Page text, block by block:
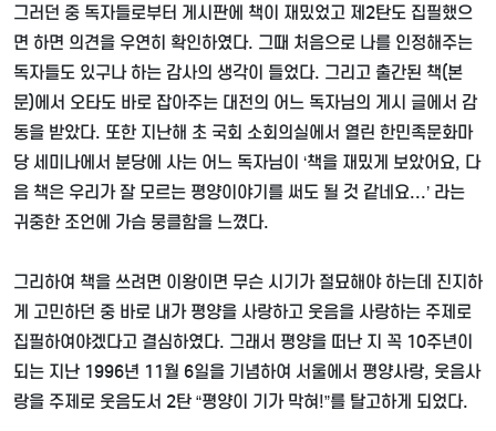
그러던 중 독자들로부터 게시판에 책이 재밌었고 제2탄도 집필했으
면 하면 의견을 우연히 확인하였다. 그때 처음으로 나를 인정해주는
독자들도 있구나 하는 감사의 생각이 들었다. 그리고 출간된 책(본
문)에서 오타도 바로 잡아주는 대전의 어느 독자님의 게시 글에서 감
동을 받았다. 또한 지난해 초 국회 소회의실에서 열린 한민족문화마
당 세미나에서 분당에 사는 어느 독자님이 ‘책을 재밌게 보았어요, 다
음 책은 우리가 잘 모르는 평양이야기를 써도 될 것 같네요...’ 라는
귀중한 조언에 가슴 뭉클함을 느꼈다.
그리하여 책을 쓰려면 이왕이면 무슨 시기가 절묘해야 하는데 진지하
게 고민하던 중 바로 내가 평양을 사랑하고 웃음을 사랑하는 주제로
집필하여야겠다고 결심하였다. 그래서 평양을 떠난 지 꼭 10주년이
되는 지난 1996년 11월 6일을 기념하여 서울에서 평양사랑, 웃음사
랑을 주제로 웃음도서 2탄“평양이 기가 막혀!”를 탈고하게 되었다.